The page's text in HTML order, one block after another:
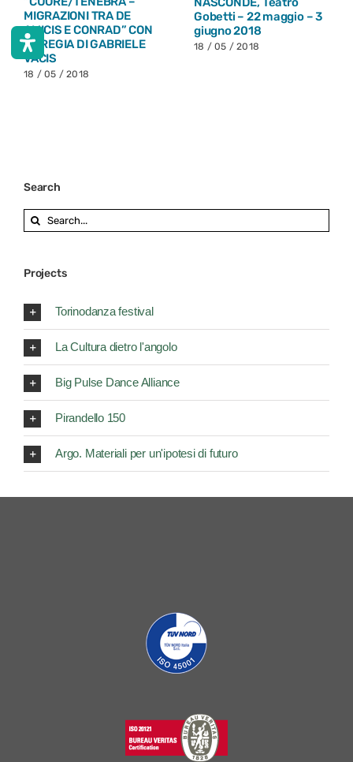
MIGRAZIONI TRA DE
AMICIS E CONRAD” CON
LA REGIA DI GABRIELE
VACIS
18 / 05 / 2018
Gobetti – 22 maggio – 3
giugno 2018
18 / 05 / 2018
Search
Search
for:
Projects
Torinodanza festival
La Cultura dietro l'angolo
Big Pulse Dance Alliance
Pirandello 150
Argo. Materiali per un'ipotesi di futuro